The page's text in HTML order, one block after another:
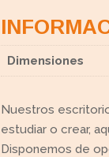
Dimensiones
Nuestros
estudiar o crear,
Disponemos de